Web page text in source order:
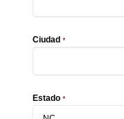
Ciudad *
Estado*